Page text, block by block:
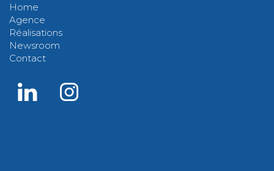
Home
Agence
Réalisations
Newsroom
Contact